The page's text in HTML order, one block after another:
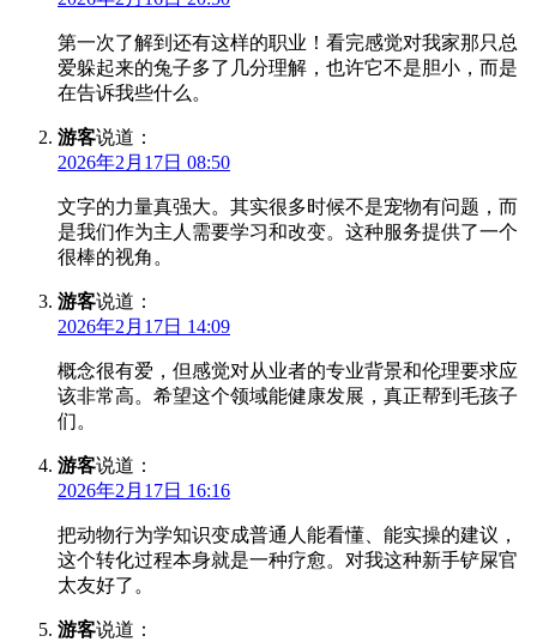
第一次了解到还有这样的职业！看完感觉对我家那只总
爱躲起来的兔子多了几分理解，也许它不是胆小，而是
在告诉我些什么。
游客说道：
2026年2月17日 08:50
文字的力量真强大。其实很多时候不是宠物有问题，而
是我们作为主人需要学习和改变。这种服务提供了一个
很棒的视角。
游客说道：
2026年2月17日 14:09
概念很有爱，但感觉对从业者的专业背景和伦理要求应
该非常高。希望这个领域能健康发展，真正帮到毛孩子
们。
游客说道：
2026年2月17日 16:16
把动物行为学知识变成普通人能看懂、能实操的建议，
这个转化过程本身就是一种疗愈。对我这种新手铲屎官
太友好了。
游客说道：